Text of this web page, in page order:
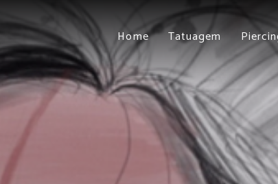
Home Tatuagem